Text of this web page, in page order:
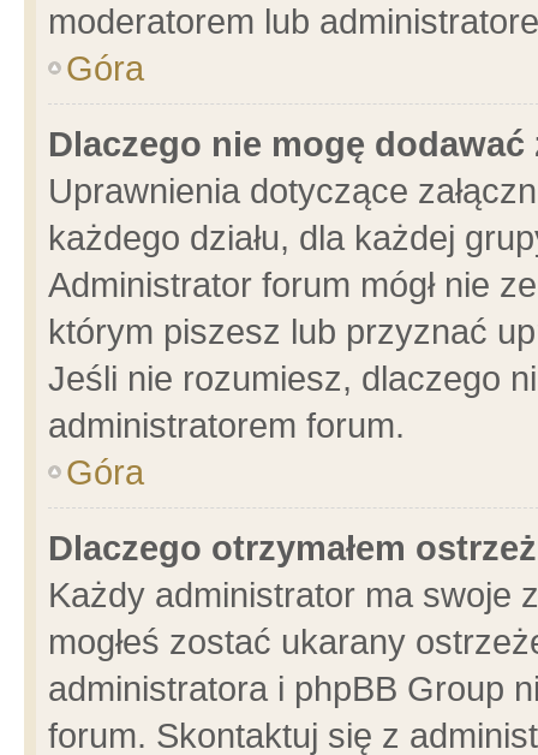
moderatorem lub
Góra
Dlaczego nie mogę dodawać
Uprawnienia dotyczące
każdego działu, dla każdej
Administrator forum mógł nie
którym piszesz lub przyznać
Jeśli nie rozumiesz, dlaczego
administratorem forum.
Góra
Dlaczego otrzymałem
Każdy administrator ma swoje
mogłeś zostać ukarany
administratora i phpBB Group
forum. Skontaktuj się z